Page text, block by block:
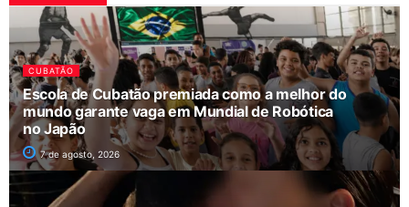
CUBATÃO
Escola de Cubatão premiada como a melhor do
mundo garante vaga em Mundial de Robótica
no Japão
7 de agosto, 2026